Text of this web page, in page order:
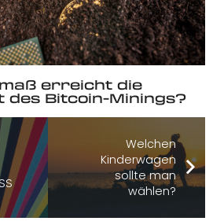
erreicht die
Bitcoin-Minings?
Welchen
Kinderwagen
sollte man
wählen?